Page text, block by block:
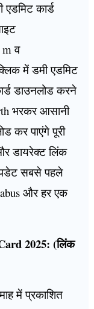
एडमिट कार्ड
m व
में डमी एडमिट
डाउनलोड करने
भरकर आसानी
कर पाएंगे पूरी
डायरेक्ट लिंक
सबसे पहले
और हर एक
2025: (लिंक
में प्रकाशित